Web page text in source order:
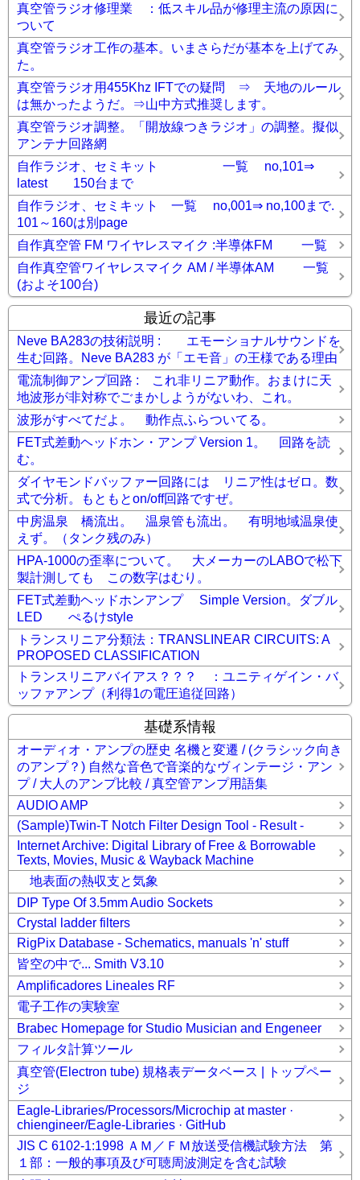
真空管ラジオ修理業 ：低スキル品が修理主流の原因に
ついて
真空管ラジオ工作の基本。いまさらだが基本を上げてみ
た。
真空管ラジオ用455Khz IFTでの疑問 ⇒ 天地のルール
は無かったようだ。⇒山中方式推奨します。
真空管ラジオ調整。「開放線つきラジオ」の調整。擬似
アンテナ回路網
自作ラジオ、セミキット 一覧 no,101⇒
latest 150台まで
自作ラジオ、セミキット 一覧 no,001⇒ no,100まで.
101～160は別page
自作真空管 FM ワイヤレスマイク :半導体FM 一覧
自作真空管ワイヤレスマイク AM / 半導体AM 一覧
(およそ100台)
最近の記事
Neve BA283の技術説明 : エモーショナルサウンドを
生む回路。Neve BA283 が「エモ音」の王様である理由
電流制御アンプ回路 : これ非リニア動作。おまけに天
地波形が非対称でごまかしようがないわ、これ。
波形がすべてだよ。 動作点ふらついてる。
FET式差動ヘッドホン・アンプ Version 1。 回路を読
む。
ダイヤモンドバッファー回路には リニア性はゼロ。数
式で分析。もともとon/off回路ですぜ。
中房温泉 橋流出。 温泉管も流出。 有明地域温泉使
えず。（タンク残のみ）
HPA-1000の歪率について。 大メーカーのLABOで松下
製計測しても この数字はむり。
FET式差動ヘッドホンアンプ Simple Version。ダブル
LED ぺるけstyle
トランスリニア分類法：TRANSLINEAR CIRCUITS: A
PROPOSED CLASSIFICATION
トランスリニアバイアス？？？ ：ユニティゲイン・バ
ッファアンプ（利得1の電圧追従回路）
基礎系情報
オーディオ・アンプの歴史 名機と変遷 / (クラシック向き
のアンプ？) 自然な音色で音楽的なヴィンテージ・アン
プ / 大人のアンプ比較 / 真空管アンプ用語集
AUDIO AMP
(Sample)Twin-T Notch Filter Design Tool - Result -
Internet Archive: Digital Library of Free & Borrowable
Texts, Movies, Music & Wayback Machine
地表面の熱収支と気象
DIP Type Of 3.5mm Audio Sockets
Crystal ladder filters
RigPix Database - Schematics, manuals 'n' stuff
皆空の中で... Smith V3.10
Amplificadores Lineales RF
電子工作の実験室
Brabec Homepage for Studio Musician and Engeneer
フィルタ計算ツール
真空管(Electron tube) 規格表データベース | トップペー
ジ
Eagle-Libraries/Processors/Microchip at master ·
chiengineer/Eagle-Libraries · GitHub
JIS C 6102-1:1998 ＡＭ／ＦＭ放送受信機試験方法 第
１部：一般的事項及び可聴周波測定を含む試験